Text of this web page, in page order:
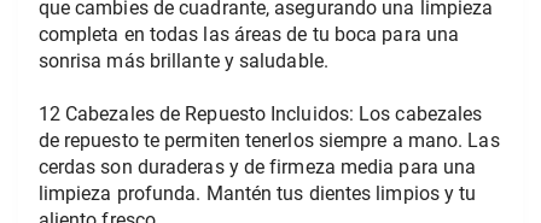
que cambies de cuadrante, asegurando una limpieza
completa en todas las áreas de tu boca para una
sonrisa más brillante y saludable.
12 Cabezales de Repuesto Incluidos: Los cabezales
de repuesto te permiten tenerlos siempre a mano. Las
cerdas son duraderas y de firmeza media para una
limpieza profunda. Mantén tus dientes limpios y tu